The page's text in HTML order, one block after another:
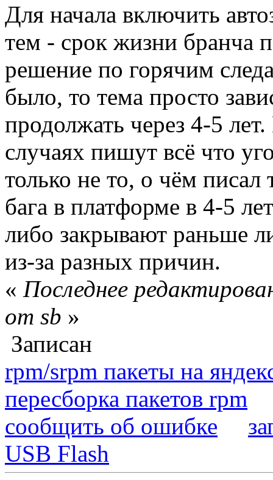
Для начала включить
тем - срок жизни бранча
решение по горячим
было, то тема просто
продолжать через 4-5
случаях пишут всё что
только не то, о чём
бага в платформе в 4-5
либо закрывают раньше
из-за разных причин.
« Последнее
от sb »
Записан
rpm/srpm пакеты на
пересборка пакетов rpm
сообщить об ошибке
USB Flash